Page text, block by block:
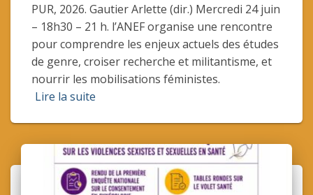
PUR, 2026. Gautier Arlette (dir.) Mercredi 24 juin
– 18h30 – 21 h. l’ANEF organise une rencontre
pour comprendre les enjeux actuels des études
de genre, croiser recherche et militantisme, et
nourrir les mobilisations féministes.
Lire la suite